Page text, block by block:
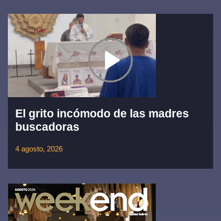
El grito incómodo de las madres
buscadoras
4 agosto, 2026